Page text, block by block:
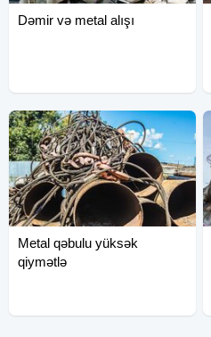
Dəmir və metal alışı
Metal qəbulu yüksək
qiymətlə